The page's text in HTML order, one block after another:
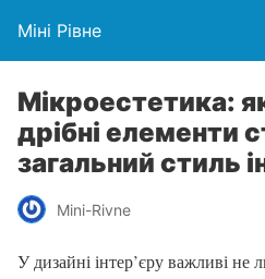
Міні Рівне
Мікроестетика:
дрібні елементи
загальний стиль
Mini-Rivne
У дизайні інтер’єру важливі